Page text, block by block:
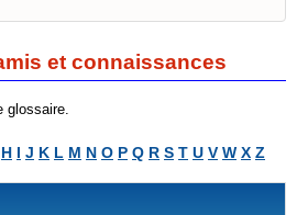
et connaissances
glossaire.
H I J K L M N O P Q R S T U V W X Z